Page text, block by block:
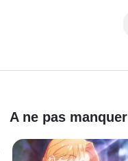
A ne pas manquer